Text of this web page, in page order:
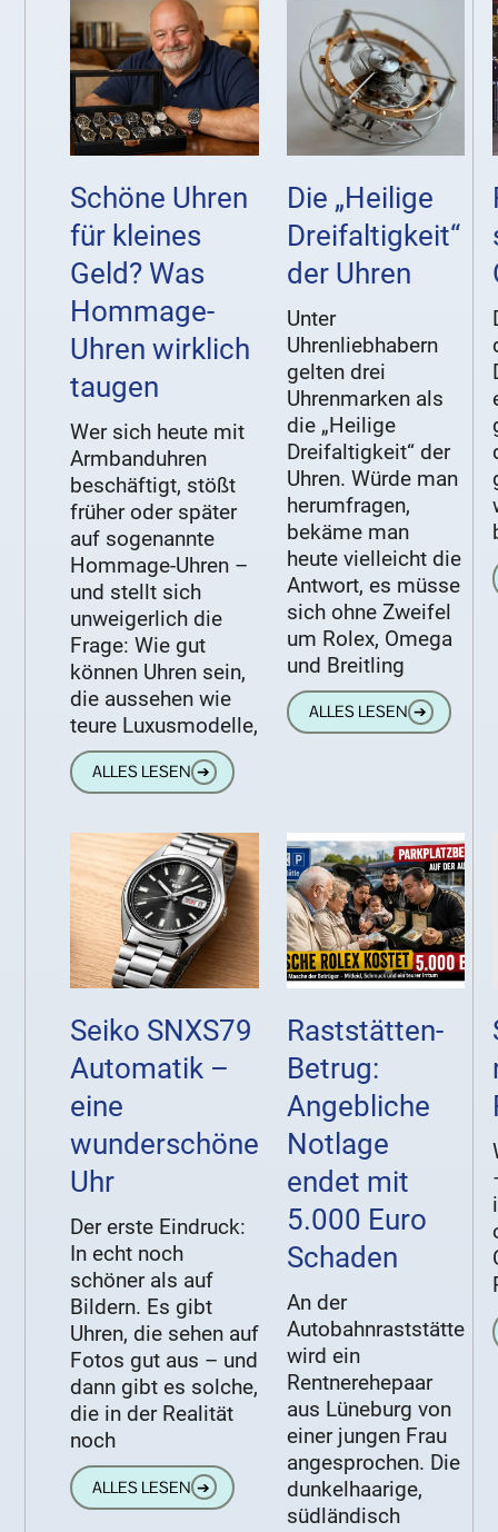
Schöne Uhren
für kleines
Geld? Was
Hommage-
Uhren wirklich
taugen
Wer sich heute mit
Armbanduhren
beschäftigt, stößt
früher oder später
auf sogenannte
Hommage-Uhren –
und stellt sich
unweigerlich die
Frage: Wie gut
können Uhren sein,
die aussehen wie
teure Luxusmodelle,
ALLES LESEN ➔
Die „Heilige
Dreifaltigkeit“
der Uhren
Unter
Uhrenliebhabern
gelten drei
Uhrenmarken als
die „Heilige
Dreifaltigkeit“ der
Uhren. Würde man
herumfragen,
bekäme man
heute vielleicht die
Antwort, es müsse
sich ohne Zweifel
um Rolex, Omega
und Breitling
ALLES LESEN ➔
Seiko SNXS79
Automatik –
eine
wunderschöne
Uhr
Der erste Eindruck:
In echt noch
schöner als auf
Bildern. Es gibt
Uhren, die sehen auf
Fotos gut aus – und
dann gibt es solche,
die in der Realität
noch
ALLES LESEN ➔
Raststätten-
Betrug:
Angebliche
Notlage
endet mit
5.000 Euro
Schaden
An der
Autobahnraststätte
wird ein
Rentnerehepaar
aus Lüneburg von
einer jungen Frau
angesprochen. Die
dunkelhaarige,
südländisch